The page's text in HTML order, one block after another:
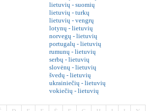
lietuvių - suomių
lietuvių - turkų
lietuvių - vengrų
lotynų - lietuvių
norvegų - lietuvių
portugalų - lietuvių
rumunų - lietuvių
serbų - lietuvių
slovėnų - lietuvių
švedų - lietuvių
ukrainiečių - lietuvių
vokiečių - lietuvių